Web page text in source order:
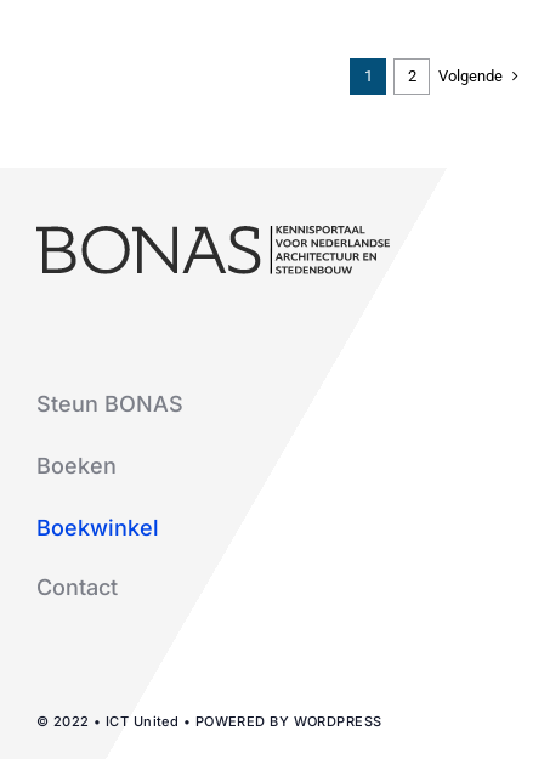
1 2 Volgende
Steun BONAS
Boeken
Boekwinkel
Contact
© 2022 • ICT United • POWERED BY WORDPRESS